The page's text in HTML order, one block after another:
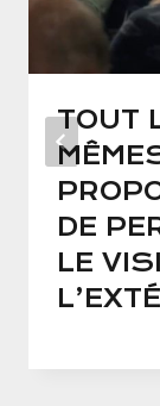
TOUT
DE
LE